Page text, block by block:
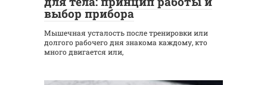
выбор прибора
Мышечная усталость после тренировки или
долгого рабочего дня знакома каждому, кто
много двигается или,